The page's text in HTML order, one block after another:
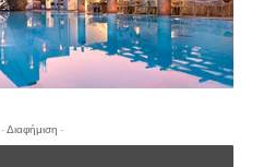
- Διαφήμιση -